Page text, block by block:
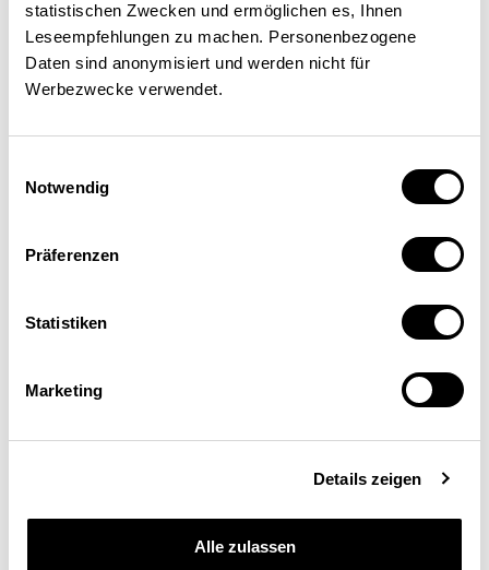
statistischen Zwecken und ermöglichen es, Ihnen
Leseempfehlungen zu machen. Personenbezogene
Daten sind anonymisiert und werden nicht für
Werbezwecke verwendet.
Notwendig
Präferenzen
Statistiken
Marketing
Details zeigen
Alle zulassen
urbaines à l’École polytechnique fédérale de
de recherche de l’eau (Eawag) de Dübendorf (ZH)